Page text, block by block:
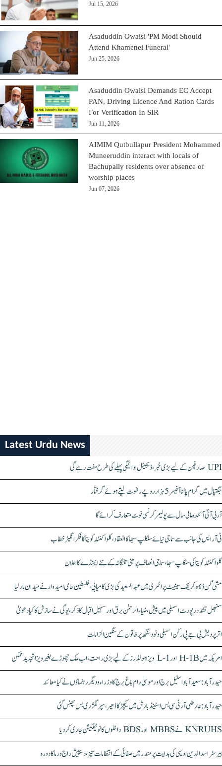
Jul 15, 2026
Asaduddin Owaisi 'PM Modi Should
Attend Khamenei Funeral'
Jun 25, 2026
Asaduddin Owaisi Demands EC Accept
PAN, Driving Licence And Ration Cards
For Verification In SIR
Jun 11, 2026
AIMIM Qutbullapur President Mohammed
Muneeruddin interact with locals of
Bachupally residents over absence of
worship places
Jun 07, 2026
Latest Urdu News
UPI صارفین کے لیے بڑی خبر، ڈیجیٹل ادائیگی پہلے کی طرح مفت رہے گی
جگتیال میں گرام پالنا آفیسر 5 ہزار روپے رشوت لیتے ہوئے گرفتار
آر بی آئی آئندہ مالی سال سے پولیمر کرنسی نوٹ متعارف کرائے گا
ٹی آر ایس کی جانب سے سماجی نیائے سنکلپ سبھا کا انعقاد، کلواکنٹلہ کویتا کا فکر انگیز خطاب
کلواکنٹلہ کویتا کی سنکلپ سبھا، سماجی انصاف پر مبنی تلنگانہ کے نئے ایجنڈے کا اعلان
مشی گن ڈیموکریٹک سینیٹ پرائمری میں عبدالسعید کی بڑی کامیابی، فلسطین حامی امیدوار نے میدان مار لیا
سنبھل تشدد رپورٹ اسمبلی میں پیش، ضیاء الرحمٰن برق اور سہیل اقبال کا ذکر، یوگی نے سازش کا کیا دعویٰ
اتر پردیش بی جے پی رکن اسمبلی ونود سنگھ پر خاتون کے سنگین الزامات
امریکہ میں H-1B اور L-1 ویزا ہولڈرز کے لیے بڑی راحت، اب ملک چھوڑے بغیر ویزا تجدید ممکن
حیدرآباد: سعیدآباد اسٹیل برج اور موسیٰ رام باغ برج کا وزراء و دیگر رہنماؤں نے کیا معائنہ
حیدرآباد: عارضی آر ٹی سی بس اسٹینڈ بارش میں کیچڑ کا ڈھیر، سپر لگژری بس پھنس گئی
KNRUHS نے MBBS اور BDS داخلوں کا نوٹیفکیشن جاری کر دیا
بیرسٹر اسدالدین اویسی کی ہدایت پر مندر میں صفائی کے انتظامات تیز، دیپیش راج ورما کا دورہ